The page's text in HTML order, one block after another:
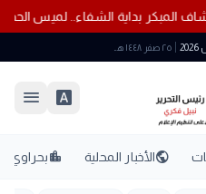
المبكر بداية الشفاء.. لميس
٢٥ صفر ١٤٤٨ هـ
font_download
menu
publicالأخبار المحلية location_cityبحراوي